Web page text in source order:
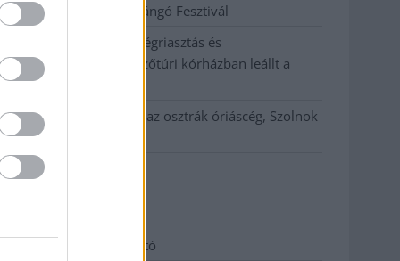
Jászberény, indul a Csángó Fesztivál
Meghosszabbított hőségriasztás és
vízkorlátozások, a mezőtúri kórházban leállt a
klíma
Átszervezi működését az osztrák óriáscég, Szolnok
is érintett
Adatkezelési tájékoztató